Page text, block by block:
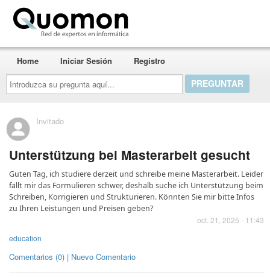
Introduzca
su
pregunta
aquí...
Home Iniciar Sesión Registro
Invitado
Unterstützung bei Masterarbeit gesucht
Guten Tag, ich studiere derzeit und schreibe meine Masterarbeit. Leider
fällt mir das Formulieren schwer, deshalb suche ich Unterstützung beim
Schreiben, Korrigieren und Strukturieren. Könnten Sie mir bitte Infos
zu Ihren Leistungen und Preisen geben?
oct. 21, 2025 - 11:43
education
Comentarios (0) | Nuevo Comentario